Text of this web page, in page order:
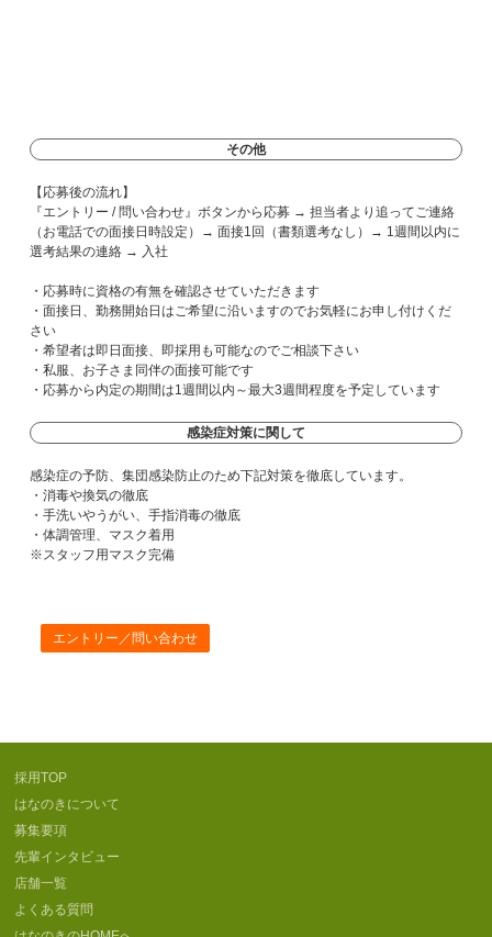
その他
【応募後の流れ】
『エントリー / 問い合わせ』ボタンから応募 → 担当者より追ってご連絡
（お電話での面接日時設定）→ 面接1回（書類選考なし）→ 1週間以内に
選考結果の連絡 → 入社
・応募時に資格の有無を確認させていただきます
・面接日、勤務開始日はご希望に沿いますのでお気軽にお申し付けくだ
さい
・希望者は即日面接、即採用も可能なのでご相談下さい
・私服、お子さま同伴の面接可能です
・応募から内定の期間は1週間以内～最大3週間程度を予定しています
感染症対策に関して
感染症の予防、集団感染防止のため下記対策を徹底しています。
・消毒や換気の徹底
・手洗いやうがい、手指消毒の徹底
・体調管理、マスク着用
※スタッフ用マスク完備
エントリー／問い合わせ
採用TOP
はなのきについて
募集要項
先輩インタビュー
店舗一覧
よくある質問